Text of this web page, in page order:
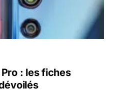
: les fiches